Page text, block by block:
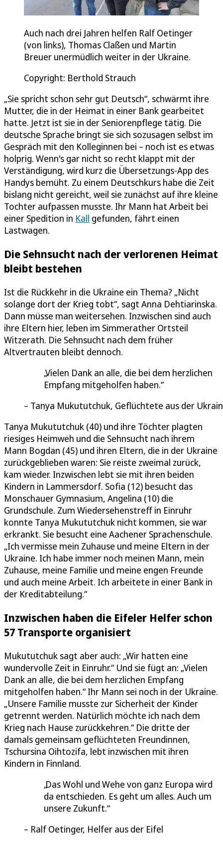
Auch nach drei Jahren helfen Ralf Oetinger
(von links), Thomas Claßen und Martin
Breuer unermüdlich weiter in der Ukraine.
Copyright: Berthold Strauch
„Sie spricht schon sehr gut Deutsch“, schwärmt ihre
Mutter, die in der Heimat in einer Bank gearbeitet
hatte. Jetzt ist sie in der Seniorenpflege tätig. Die
deutsche Sprache bringt sie sich sozusagen selbst im
Gespräch mit den Kolleginnen bei – noch ist es etwas
holprig. Wenn's gar nicht so recht klappt mit der
Verständigung, wird kurz die Übersetzungs-App des
Handys bemüht. Zu einem Deutschkurs habe die Zeit
bislang nicht gereicht, weil sie zunächst auf ihre kleine
Tochter aufpassen musste. Ihr Mann hat Arbeit bei
einer Spedition in Kall gefunden, fährt einen
Lastwagen.
Die Sehnsucht nach der verlorenen Heimat
bleibt bestehen
Ist die Rückkehr in die Ukraine ein Thema? „Nicht
solange dort der Krieg tobt“, sagt Anna Dehtiarinska.
Dann müsse man weitersehen. Inzwischen sind auch
ihre Eltern hier, leben im Simmerather Ortsteil
Witzerath. Die Sehnsucht nach dem früher
Altvertrauten bleibt dennoch.
Vielen Dank an alle, die bei dem herzlichen
Empfang mitgeholfen haben.
Tanya Mukututchuk, Geflüchtete aus der
Tanya Mukututchuk (40) und ihre Töchter plagten
riesiges Heimweh und die Sehnsucht nach ihrem
Mann Bogdan (45) und ihren Eltern, die in der Ukraine
zurückgeblieben waren: Sie reiste zweimal zurück,
kam wieder. Inzwischen lebt sie mit ihren beiden
Kindern in Lammersdorf. Sofia (12) besucht das
Monschauer Gymnasium, Angelina (10) die
Grundschule. Zum Wiedersehenstreff in Einruhr
konnte Tanya Mukututchuk nicht kommen, sie war
erkrankt. Sie besucht eine Aachener Sprachenschule.
„Ich vermisse mein Zuhause und meine Eltern in der
Ukraine. Ich habe immer noch meinen Mann, mein
Zuhause, meine Familie und meine engen Freunde
und auch meine Arbeit. Ich arbeitete in einer Bank in
der Kreditabteilung.“
Inzwischen haben die Eifeler Helfer schon
57 Transporte organisiert
Mukututchuk sagt aber auch: „Wir hatten eine
wundervolle Zeit in Einruhr.“ Und sie fügt an: „Vielen
Dank an alle, die bei dem herzlichen Empfang
mitgeholfen haben.“ Ihr Mann sei noch in der Ukraine.
„Unsere Familie musste zur Sicherheit der Kinder
getrennt werden. Natürlich möchte ich nach dem
Krieg nach Hause zurückkehren.“ Die dritte der
damals gemeinsam geflüchteten Freundinnen,
Tschursina Oihtozifa, lebt inzwischen mit ihren
Kindern in Finnland.
Das Wohl und Wehe von ganz Europa wird
da entschieden. Es geht um alles. Auch um
unsere Zukunft.
Ralf Oetinger, Helfer aus der Eifel